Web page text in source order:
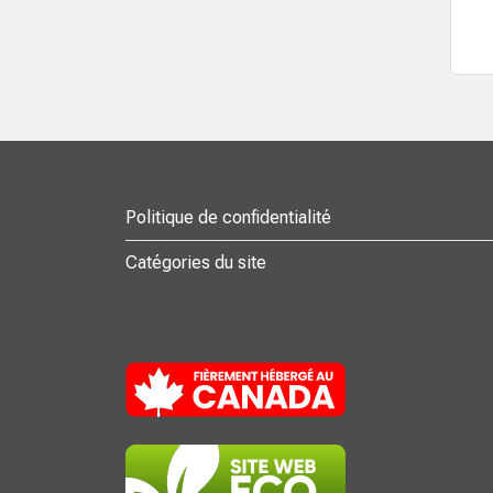
Politique de confidentialité
Catégories du site